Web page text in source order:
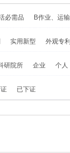
必需品 B作业、运输
实用新型 外观专
研院所 企业 个人
已下证